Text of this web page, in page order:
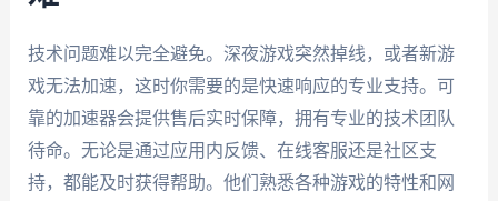
技术问题难以完全避免。深夜游戏突然掉线，或者新游
戏无法加速，这时你需要的是快速响应的专业支持。可
靠的加速器会提供售后实时保障，拥有专业的技术团队
待命。无论是通过应用内反馈、在线客服还是社区支
持，都能及时获得帮助。他们熟悉各种游戏的特性和网